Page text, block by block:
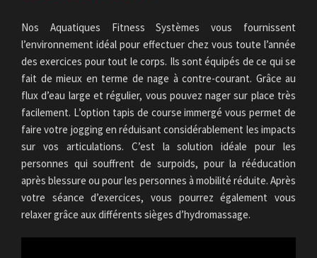
Nos Aquatiques Fitness Systèmes vous fournissent
l’environnement idéal pour effectuer chez vous toute l’année
des exercices pour tout le corps. Ils sont équipés de ce qui se
fait de mieux en terme de nage à contre-courant. Grâce au
flux d’eau large et régulier, vous pouvez nager sur place très
facilement. L’option tapis de course immergé vous permet de
faire votre jogging en réduisant considérablement les impacts
sur vos articulations. C’est la solution idéale pour les
personnes qui souffrent de surpoids, pour la rééducation
après blessure ou pour les personnes à mobilité réduite. Après
votre séance d’exercices, vous pourrez également vous
relaxer grâce aux différents sièges d’hydromassage.